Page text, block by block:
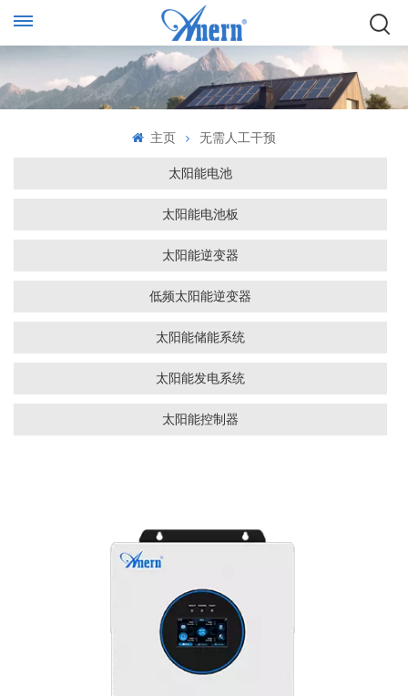
主页 无需人工干预
太阳能电池
太阳能电池板
太阳能逆变器
低频太阳能逆变器
太阳能储能系统
太阳能发电系统
太阳能控制器